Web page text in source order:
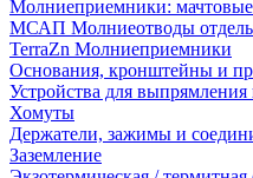
Молниеприемники:
МСАП Молниеотводы
TerraZn Молниеприемники
Основания, кронштейны и
Устройства для
Хомуты
Держатели, зажимы и
Заземление